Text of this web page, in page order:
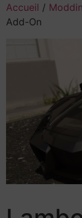
Accueil /
Add-On